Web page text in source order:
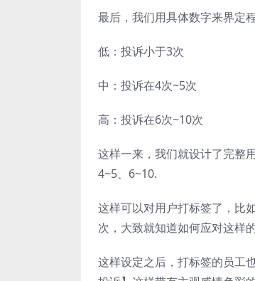
最后，我们用具体数字来界定
低：投诉小于3次
中：投诉在4次~5次
高：投诉在6次~10次
这样一来，我们就设计了完整
4~5、6~10.
这样可以对用户打标签了，比
次，大致就知道如何应对这样的
这样设定之后，打标签的员工